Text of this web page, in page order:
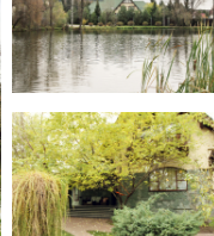
House on pond